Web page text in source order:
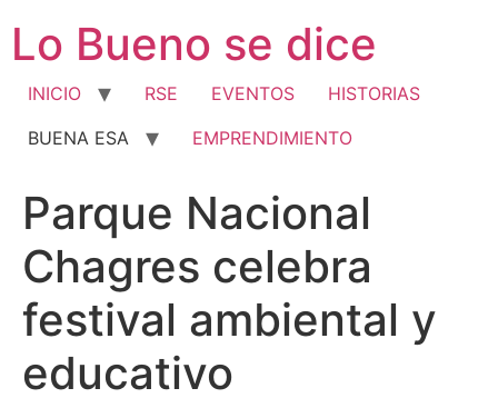
contenido
Lo Bueno se dice
INICIO RSE EVENTOS
HISTORIAS
BUENA ESA
EMPRENDIMIENTO
Parque Nacional
Chagres celebra
festival ambiental y
educativo